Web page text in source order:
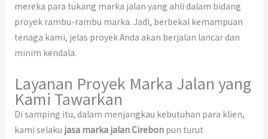
mereka para tukang marka jalan yang ahli dalam bidang
proyek rambu-rambu marka. Jadi, berbekal kemampuan
tenaga kami, jelas proyek Anda akan berjalan lancar dan
minim kendala.
Layanan Proyek Marka Jalan yang
Kami Tawarkan
Di samping itu, dalam menjangkau kebutuhan para klien,
kami selaku jasa marka jalan Cirebonpun turut